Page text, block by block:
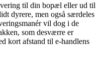
til din bopæl eller ud til
dyrere, men også særdeles
vil dog i de
som desværre er
kort afstand til e-handlens